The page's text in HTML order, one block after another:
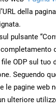
della
pulsante
ODP sul tuo
Seguendo
le pagine web
ulteriore